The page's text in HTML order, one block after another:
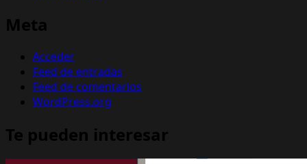
Meta
Acceder
Feed de entradas
Feed de comentarios
WordPress.org
Te pueden interesar